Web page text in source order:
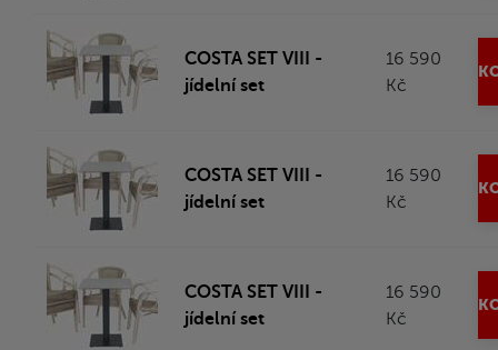
COSTA SET VIII -
jídelní set
16 590
Kč
COSTA SET VIII -
jídelní set
16 590
Kč
COSTA SET VIII -
jídelní set
16 590
Kč